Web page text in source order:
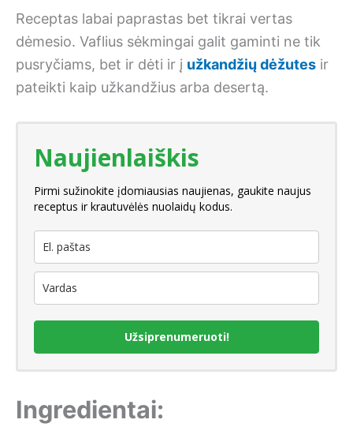
Receptas labai paprastas bet tikrai vertas
dėmesio. Vaflius sėkmingai galit gaminti ne tik
pusryčiams, bet ir dėti ir į užkandžių dėžutes ir
pateikti kaip užkandžius arba desertą.
Naujienlaiškis
Pirmi sužinokite įdomiausias naujienas, gaukite naujus
receptus ir krautuvėlės nuolaidų kodus.
Užsiprenumeruoti!
Ingredientai: